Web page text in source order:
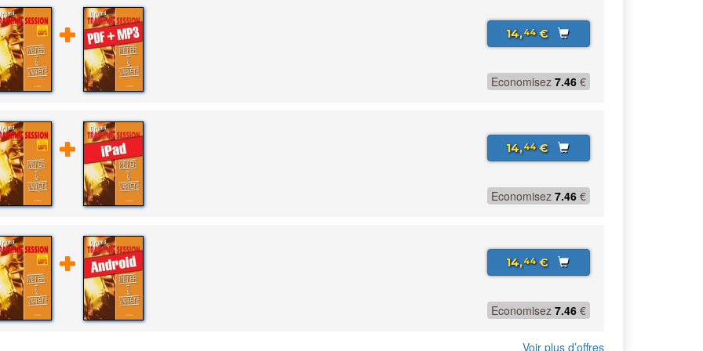
14,44€
Economisez 7.46 €
14,44€
Economisez 7.46 €
14,44€
Economisez 7.46 €
Voir plus d’offres